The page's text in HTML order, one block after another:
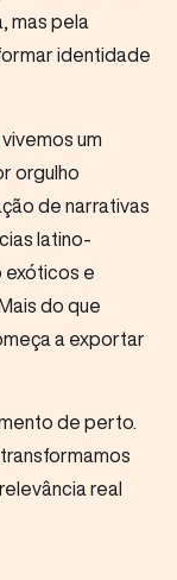
mas pela
identidade
, vivemos um
orgulho
de narrativas
latino-
exóticos e
do que
a exportar
de perto.
, transformamos
real